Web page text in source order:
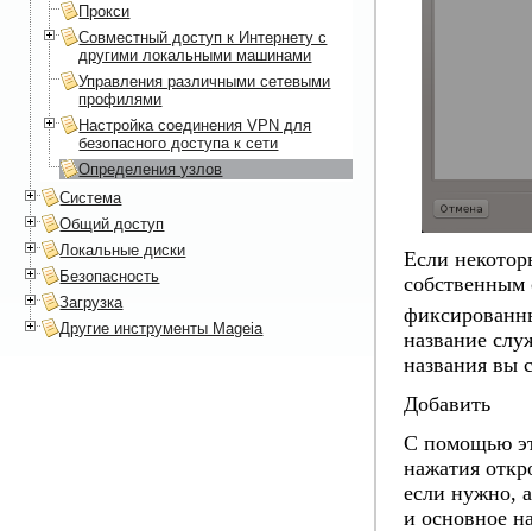
Если
собственным
название
названия вы
Добавить
С помощью
нажатия
если нужно,
и основное
Прокси
Совместный доступ к Интернету с
другими локальными машинами
Управления различными сетевыми
профилями
Настройка соединения VPN для
безопасного доступа к сети
Определения узлов
Система
Общий доступ
Локальные диски
Безопасность
Загрузка
Другие инструменты Mageia